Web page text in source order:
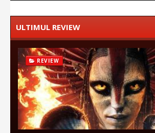
ULTIMUL REVIEW
REVIEW